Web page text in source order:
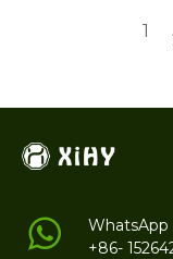
1
WhatsApp
+86-